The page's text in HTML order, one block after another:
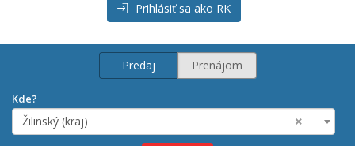
Prihlásiť sa ako RK
Predaj Prenájom
Kde?
×
Žilinský (kraj)